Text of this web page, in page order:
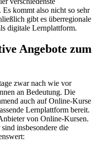
kommt also nicht so sehr
gibt es überregionale
digitale Lernplattform.
Angebote zum
zwar nach wie vor
an Bedeutung. Die
auch auf Online-Kurse
Lernplattform bereit.
von Online-Kursen.
insbesondere die